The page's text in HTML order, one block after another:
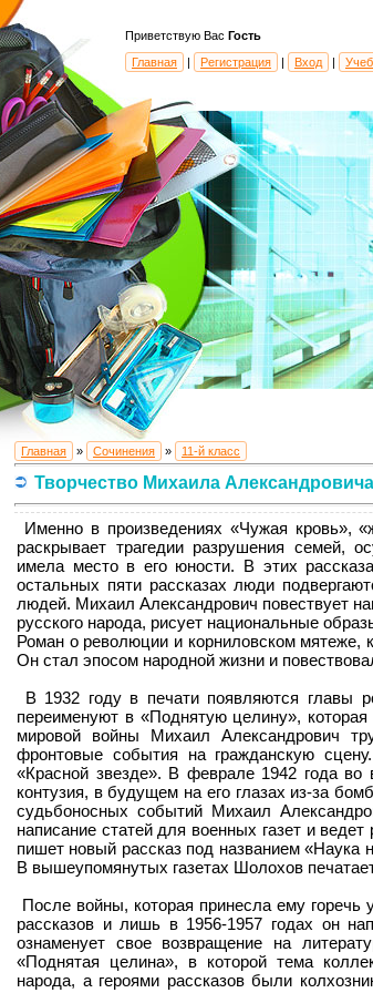
Приветствую Вас Гость
Главная
| Регистрация | Вход |
Главная » Сочинения » 11-й класс
Творчество Михаила
Именно в произведениях «Чужая кровь»,
раскрывает трагедии разрушения семей,
имела место в его юности. В этих
остальных пяти рассказах люди
людей. Михаил Александрович повествует
русского народа, рисует национальные
Роман о революции и корниловском мятеже,
Он стал эпосом народной жизни и
В 1932 году в печати появляются главы
переименуют в «Поднятую целину»,
мировой войны Михаил Александрович
фронтовые события на гражданскую
«Красной звезде». В феврале 1942 года во
контузия, в будущем на его глазах из-за
судьбоносных событий Михаил
написание статей для военных газет и
пишет новый рассказ под названием «Наука
В вышеупомянутых газетах Шолохов
После войны, которая принесла ему горечь
рассказов и лишь в 1956-1957 годах он
ознаменует свое возвращение на
«Поднятая целина», в которой тема
народа, а героями рассказов были